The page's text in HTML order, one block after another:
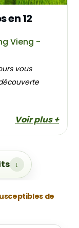
en 12
Vieng -
vous
Voir plus +
de